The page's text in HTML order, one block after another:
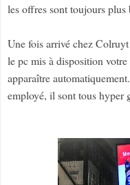
les offres sont toujours plus
Une fois arrivé chez
le pc mis à disposition
apparaître
employé, il sont tous hyper